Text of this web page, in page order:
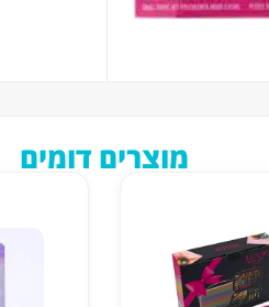
מוצרים דומים